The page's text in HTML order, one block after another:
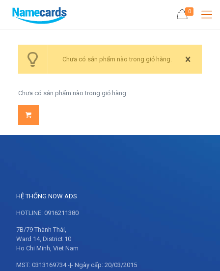
0
Chưa có sản phẩm nào trong giỏ hàng.
Chưa có sản phẩm nào trong giỏ hàng.
HỆ THỐNG NOW ADS
HOTLINE: 0916211380
7B/79 Thành Thái,
Ward 14, District 10
Ho Chi Minh, Viet Nam
MST: 0313169734 -|- Ngày cấp: 20/03/2015